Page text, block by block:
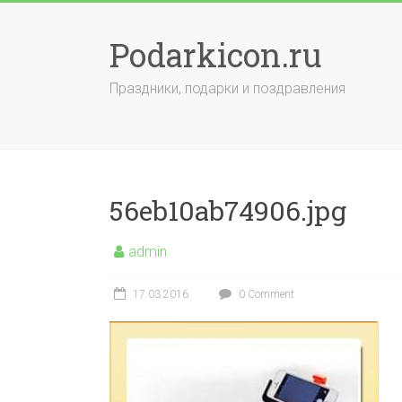
Podarkicon.ru
Праздники, подарки и поздравления
56eb10ab74906.jpg
admin
17.03.2016 0 Comment